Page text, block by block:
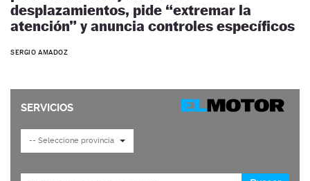
desplazamientos, pide “extremar la
atención” y anuncia controles específicos
SERGIO AMADOZ